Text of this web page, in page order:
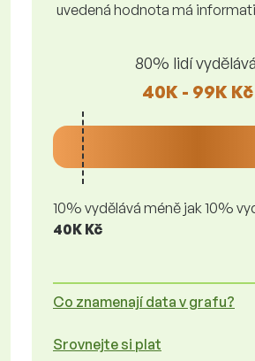
uvedená hodnota má
80% lidí
40K - 99K Kč
10% vydělává méně jak
40K Kč
10%
Co znamenají data v grafu?
Srovnejte si plat